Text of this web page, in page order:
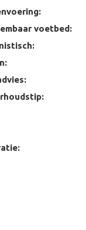
voetbed: